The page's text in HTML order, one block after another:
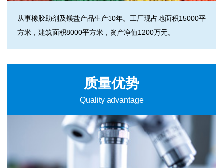
从事橡胶助剂及镁盐产品生产30年。工厂现占地面积15000平
方米，建筑面积8000平方米，资产净值1200万元。
质量优势
Quality advantage